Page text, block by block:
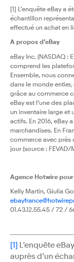
[1] L’enquête eBay a
échantillon
effectué un achat en
A propos d’eBay
eBay Inc. (NASDAQ :
comprend les
Ensemble, nous
dans le monde
grâce au commerce
eBay est l’une des
un inventaire large et
actifs. En 2016, eBay
marchandises. En
commerce avec près
jour (source :
Agence Hotwire
Kelly Martin, Giulia
01.43.12.55.45 / 72 /
[1] L’enquête
auprès d’un